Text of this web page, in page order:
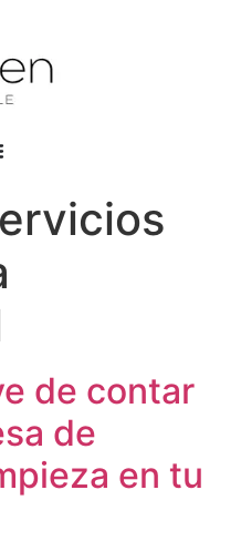
de contar
de
en tu